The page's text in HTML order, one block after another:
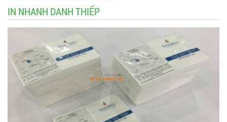
IN NHANH DANH THIẾP